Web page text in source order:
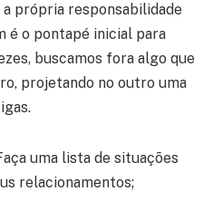
própria responsabilidade
é o pontapé inicial para
buscamos fora algo que
projetando no outro uma
uma lista de situações
relacionamentos;